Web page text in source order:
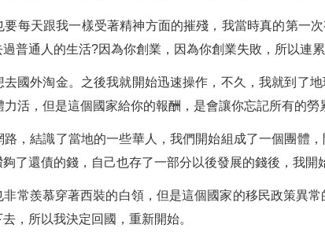
每天跟我一樣受著精神方面的摧殘，我當時真的第一
普通人的生活?因為你創業，因為你創業失敗，所以連累
國外淘金。之後我就開始迅速操作，不久，我就到了
活，但是這個國家給你的報酬，是會讓你忘記所有的勞
，結識了當地的一些華人，我們開始組成了一個團體
了還債的錢，自己也存了一部分以後發展的錢後，我開
常羨慕穿著西裝的白領，但是這個國家的移民政策異
，所以我決定回國，重新開始。